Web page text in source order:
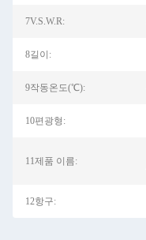
7V.S.W.R:
8길이:
9작동온도(℃):
10편광형:
11제품 이름:
12항구: